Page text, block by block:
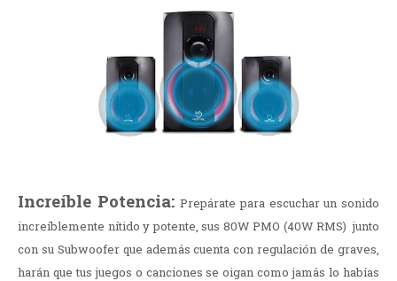
Increíble Potencia:Prepárate para escuchar un sonido
increíblemente nítido y potente, sus 80W PMO (40W RMS) junto
con su Subwoofer que además cuenta con regulación de graves,
harán que tus juegos o canciones se oigan como jamás lo habías